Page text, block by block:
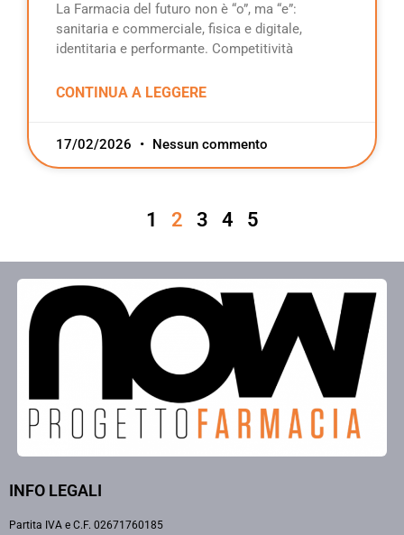
La Farmacia del futuro non è “o”, ma “e”:
sanitaria e commerciale, fisica e digitale,
identitaria e performante. Competitività
CONTINUA A LEGGERE
17/02/2026 Nessun commento
1 2 3 4 5
INFO LEGALI
Partita IVA e C.F. 02671760185